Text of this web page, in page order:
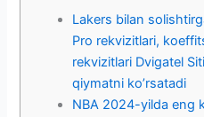
Lakers bilan
Pro rekvizitlari,
rekvizitlari Dvigatel
qiymatni ko’rsatadi
NBA 2024-yilda eng